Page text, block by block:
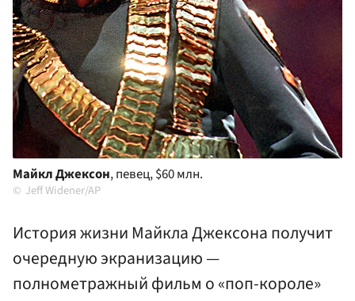
Майкл Джексон, певец, $60 млн.
Jeff Widener/AP
История жизни Майкла Джексона получит
очередную экранизацию —
полнометражный фильм о «поп-короле»